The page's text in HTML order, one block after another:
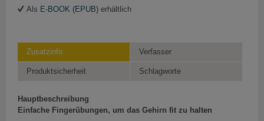
Als E-BOOK (EPUB) erhältlich
Zusatzinfo Verfasser
Produktsicherheit Schlagworte
Hauptbeschreibung
Einfache Fingerübungen, um das Gehirn fit zu halten